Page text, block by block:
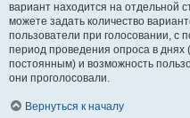
вариант находится на отдельной
можете задать количество
пользователи при голосовании,
период проведения опроса в днях
постоянным) и возможность
они проголосовали.
Вернуться к началу